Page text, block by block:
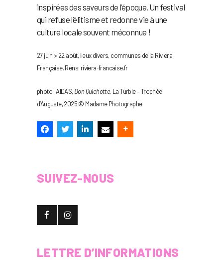
inspirées des saveurs de l’époque. Un festival
qui refuse l’élitisme et redonne vie à une
culture locale souvent méconnue !
27 juin > 22 août, lieux divers, communes de la Riviera
Française. Rens: riviera-francaise.fr
photo : AIDAS,Don Quichotte, La Turbie – Trophée
d’Auguste, 2025 © Madame Photographe
SUIVEZ-NOUS
LETTRE D’INFORMATIONS